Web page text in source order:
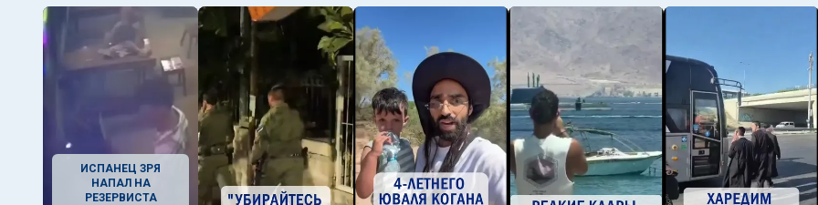
ИСПАНЕЦ ЗРЯ
НАПАЛ НА
РЕЗЕРВИСТА